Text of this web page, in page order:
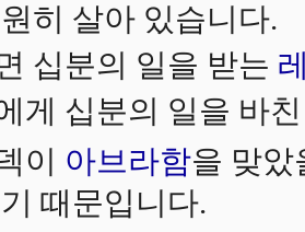
히 살아 있습니다.
십분의 일을 받는
게 십분의 일을 바
이 아브라함을 맞
때문입니다.